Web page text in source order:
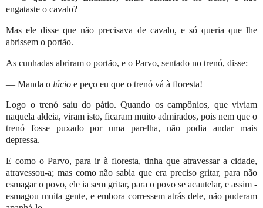
engataste o cavalo?
Mas ele disse que não precisava de cavalo, e só queria que lhe
abrissem o portão.
As cunhadas abriram o portão, e o Parvo, sentado no trenó, disse:
— Manda o lúcio e peço eu que o trenó vá à floresta!
Logo o trenó saiu do pátio. Quando os campônios, que viviam
naquela aldeia, viram isto, ficaram muito admirados, pois nem que o
trenó fosse puxado por uma parelha, não podia andar mais
depressa.
E como o Parvo, para ir à floresta, tinha que atravessar a cidade,
atravessou-a; mas como não sabia que era preciso gritar, para não
esmagar o povo, ele ia sem gritar, para o povo se acautelar, e assim -
esmagou muita gente, e embora corressem atrás dele, não puderam